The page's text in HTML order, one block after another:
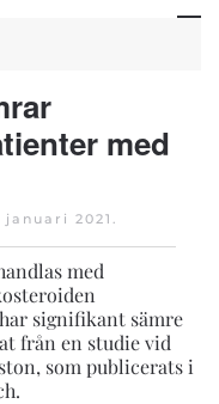
med
januari 2021 .
med
signifikant sämre
från en studie vid
som publicerats i